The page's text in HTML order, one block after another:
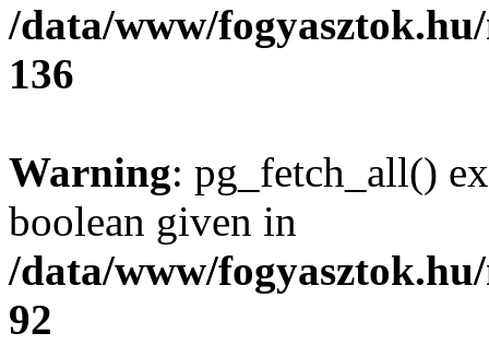
/data/www/
136
Warning: pg_fetch_all()
boolean given in
/data/www/
92